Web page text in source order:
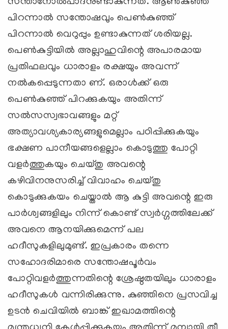
സന്താനോല്‍പാദനുണ്ടാകുന്നത്. ആണ്‍കുഞ്ഞ്
പിറന്നാല്‍ സന്തോഷവും പെണ്‍കുഞ്ഞ്
പിറന്നാല്‍ വെറുപ്പും ഉണ്ടാകുന്നത് ശരിയല്ല.
പെണ്‍കുട്ടിയില്‍ അല്ലാഹുവിന്റെ അപാരമായ
പ്രതിഫലവും ധാരാളം രക്ഷയും അവന്ന്
നല്‍കപ്പെടുന്നതാ ണ്. ഒരാള്‍ക്ക് ഒരു
പെണ്‍കുഞ്ഞ് പിറക്കുകയും അതിന്ന്
സല്‍സസ്വഭാവങ്ങളും മറ്റ്
അത്യാവശ്യകാര്യങ്ങളുമെല്ലാം പഠിപ്പിക്കുകയും
ഭക്ഷണ പാനീയങ്ങളെല്ലാം കൊടുത്തു പോറ്റി
വളര്‍ത്തുകയും ചെയ്തു അവന്റെ
കഴിവിനനുസരിച്ച് വിവാഹം ചെയ്തു
കൊടുക്കുകയം ചെയ്താല്‍ ആ കുട്ടി അവന്റെ ഇരു
പാര്‍ശ്വങ്ങളിലും നിന്ന് കൊണ്ട് സ്വര്‍ഗ്ഗത്തിലേക്ക്
അവനെ ആനയിക്കുമെന്ന് പല
ഹദീസുകളിലുമുണ്ട്. ഇപ്രകാരം തന്നെ
സഹോദരിമാരെ സന്തോഷപൂര്‍വം
പോറ്റിവളര്‍ത്തുന്നതിന്റെ ശ്രേഷ്ഠതയിലും ധാരാളം
ഹദീസുകള്‍ വന്നിരിക്കുന്നു. കുഞ്ഞിനെ പ്രസവിച്ച
ഉടന്‍ ചെവിയില്‍ ബാങ്ക് ഇഖാമത്തിന്റെ